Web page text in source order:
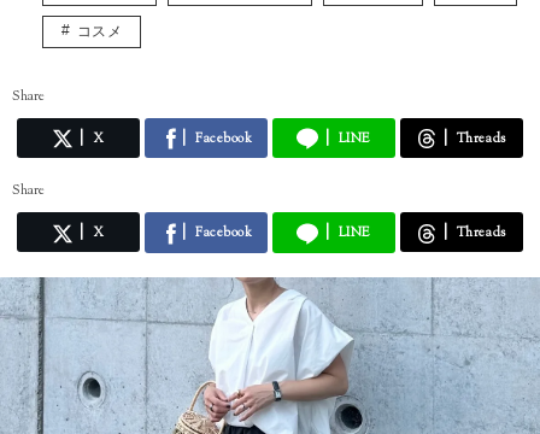
コスメ
Share
X Facebook LINE Threads
Share
X Facebook LINE Threads